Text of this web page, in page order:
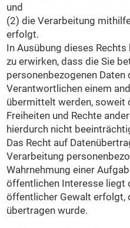
und
(2) die Verarbeitung
erfolgt.
In Ausübung dieses Rechts
zu erwirken, dass die Sie
personenbezogenen Daten
Verantwortlichen einem
übermittelt werden, soweit
Freiheiten und Rechte
hierdurch nicht
Das Recht auf
Verarbeitung
Wahrnehmung einer
öffentlichen Interesse liegt
öffentlicher Gewalt erfolgt,
übertragen wurde.